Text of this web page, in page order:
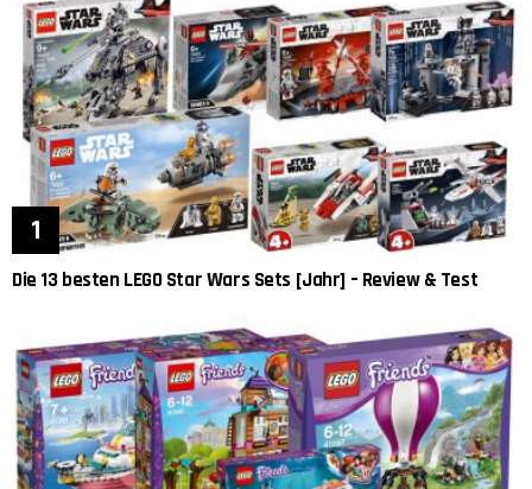
Die 13 besten LEGO Star Wars Sets [Jahr] – Review & Test